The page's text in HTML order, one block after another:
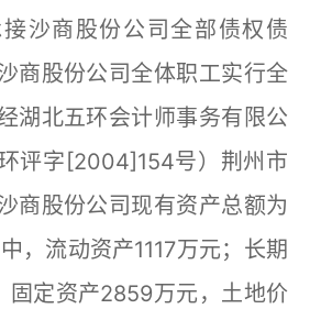
沙商股份公司全部债权债
商股份公司全体职工实行全
湖北五环会计师事务有限公
评字[2004]154号）荆州市
商股份公司现有资产总额为
，流动资产1117万元；长期
固定资产2859万元，土地价